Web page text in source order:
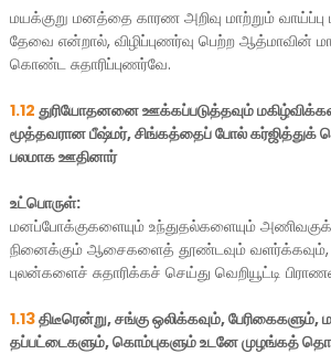
மயக்குறு மனத்தை காரண அறிவு மாற்றும் வாய்ப்பு
தேவை என்றால், விழிப்புணர்வு பெற்ற ஆத்மாவின்
கொண்ட சுதாரிப்புணர்வே.
1.12 துரியோதனனை ஊக்கப்படுத்தவும்
மூத்தவரான பீஷ்மர், சிங்கத்தைப் போல்
பலமாக ஊதினார்
உட்பொருள்:
மனப்போக்குகளையும் உந்துதல்களையும்
நினைக்கும் ஆசைகளைத் தூண்டவும் வளர்க்கவும்,
புலன்களைச் சுதாரிக்கச் செய்து வெறியூட்டி
1.13திடீரென்று, சங்கு ஒலிக்கவும்,
தப்பட்டைகளும், கொம்புகளும் உடனே முழங்கத்